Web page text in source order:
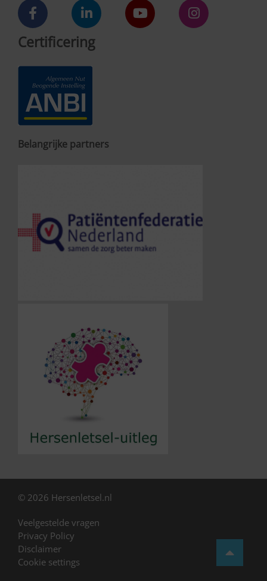
Certificering
Belangrijke partners
© 2026 Hersenletsel.nl
Veelgestelde vragen
Privacy Policy
Disclaimer
Cookie settings